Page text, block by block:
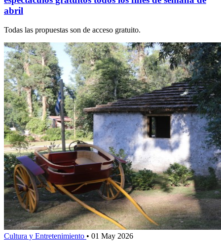
abril
Todas las propuestas son de acceso gratuito.
Cultura y Entretenimiento • 01 May 2026